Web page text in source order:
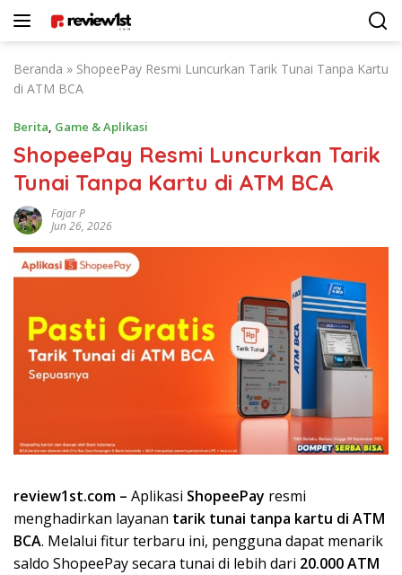
Beranda » ShopeePay Resmi Luncurkan Tarik Tunai Tanpa Kartu
di ATM BCA
Berita, Game & Aplikasi
ShopeePay Resmi Luncurkan Tarik
Tunai Tanpa Kartu di ATM BCA
Fajar P
Jun 26, 2026
review1st.com – Aplikasi ShopeePay resmi
menghadirkan layanan tarik tunai tanpa kartu di ATM
BCA. Melalui fitur terbaru ini, pengguna dapat menarik
saldo ShopeePay secara tunai di lebih dari 20.000 ATM